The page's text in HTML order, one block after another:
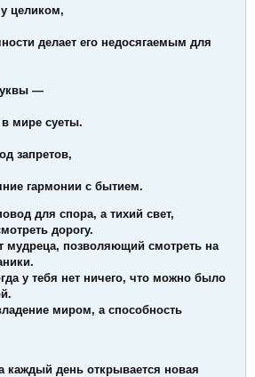
целиком,
делает его недосягаемым для
—
в мире суеты.
запретов,
гармонии с бытием.
для спора, а тихий свет,
дорогу.
мудреца, позволяющий смотреть на
у тебя нет ничего, что можно было
миром, а способность
каждый день открывается новая